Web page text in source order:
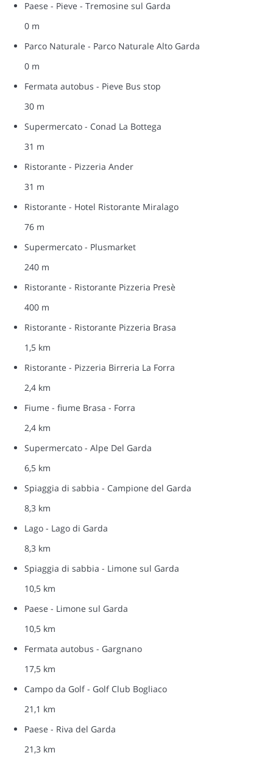
Paese - Pieve - Tremosine sul Garda
0 m
Parco Naturale - Parco Naturale Alto Garda
0 m
Fermata autobus - Pieve Bus stop
30 m
Supermercato - Conad La Bottega
31 m
Ristorante - Pizzeria Ander
31 m
Ristorante - Hotel Ristorante Miralago
76 m
Supermercato - Plusmarket
240 m
Ristorante - Ristorante Pizzeria Presè
400 m
Ristorante - Ristorante Pizzeria Brasa
1,5 km
Ristorante - Pizzeria Birreria La Forra
2,4 km
Fiume - fiume Brasa - Forra
2,4 km
Supermercato - Alpe Del Garda
6,5 km
Spiaggia di sabbia - Campione del Garda
8,3 km
Lago - Lago di Garda
8,3 km
Spiaggia di sabbia - Limone sul Garda
10,5 km
Paese - Limone sul Garda
10,5 km
Fermata autobus - Gargnano
17,5 km
Campo da Golf - Golf Club Bogliaco
21,1 km
Paese - Riva del Garda
21,3 km